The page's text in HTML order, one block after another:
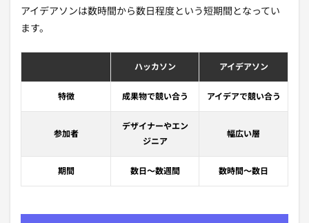
アイデアソンは数時間から数日程度という短期間となってい
ます。
ハッカソン アイデアソン
特徴 成果物で競い合う アイデアで競い合う
参加者
デザイナーやエン
ジニア
幅広い層
期間 数日～数週間 数時間～数日